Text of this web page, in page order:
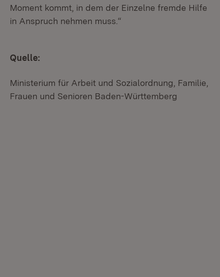
Moment kommt, in dem der Einzelne fremde Hilfe
in Anspruch nehmen muss.“
Quelle:
Ministerium für Arbeit und Sozialordnung, Familie,
Frauen und Senioren Baden-Württemberg